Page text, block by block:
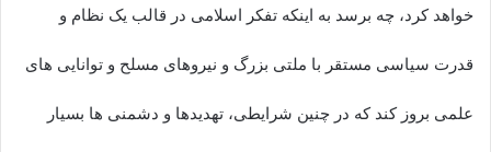
خواهد کرد، چه برسد به اینکه تفکر اسلامی در قالب یک نظام و
قدرت سیاسی مستقر با ملتی بزرگ و نیروهای مسلح و توانایی های
علمی بروز کند که در چنین شرایطی، تهدیدها و دشمنی ها بسیار